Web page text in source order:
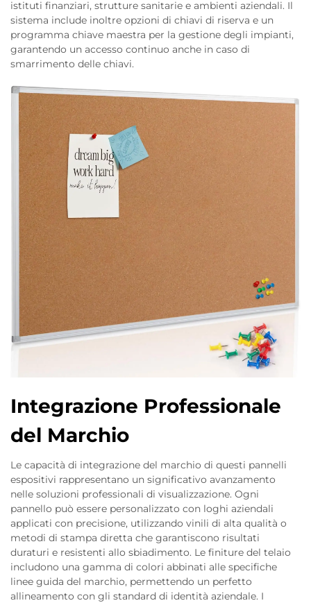
istituti finanziari, strutture sanitarie e ambienti aziendali. Il
sistema include inoltre opzioni di chiavi di riserva e un
programma chiave maestra per la gestione degli impianti,
garantendo un accesso continuo anche in caso di
smarrimento delle chiavi.
Integrazione Professionale
del Marchio
Le capacità di integrazione del marchio di questi pannelli
espositivi rappresentano un significativo avanzamento
nelle soluzioni professionali di visualizzazione. Ogni
pannello può essere personalizzato con loghi aziendali
applicati con precisione, utilizzando vinili di alta qualità o
metodi di stampa diretta che garantiscono risultati
duraturi e resistenti allo sbiadimento. Le finiture del telaio
includono una gamma di colori abbinati alle specifiche
linee guida del marchio, permettendo un perfetto
allineamento con gli standard di identità aziendale. I